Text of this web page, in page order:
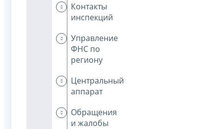
Контакты
инспекций
Управление
ФНС по
региону
Центральный
аппарат
Обращения
и жалобы